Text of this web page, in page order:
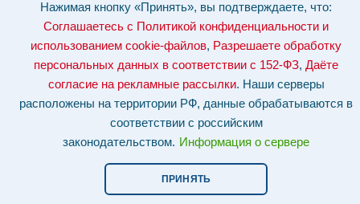
Нажимая кнопку «Принять», вы подтверждаете, что:
Соглашаетесь с Политикой конфиденциальности и
использованием cookie-файлов, Разрешаете обработку
персональных данных в соответствии с 152-ФЗ, Даёте
согласие на рекламные рассылки. Наши серверы
расположены на территории РФ, данные обрабатываются в
соответствии с российским
законодательством. Информация о сервере
ПРИНЯТЬ
Просматривая данный веб сайт, и обращаясь к нам, вы:Соглашаетесь с
Политикой конфиденциальности и использованием cookie-файлов,
Разрешаете обработку персональных данных в соответствии с 152-ФЗ
Даёте согласие на рекламные рассылки.
Отозвать согласие на обработку персональных данных: по эл-почте:
info@tvpolimer.ru| по телефону8 800 551 30 80
Наши серверы расположены на территории РФ, данные обрабатываются в
соответствии с российским законодательством.Информация о сервере и
Сайт носит исключительно информационный характер и не является